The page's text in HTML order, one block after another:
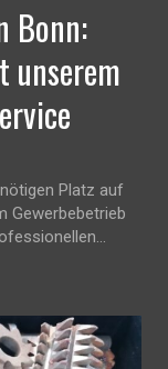
Bonn:
unserem
Platz auf
Gewerbebetrieb